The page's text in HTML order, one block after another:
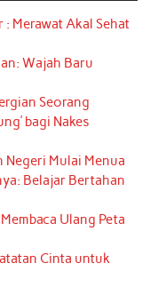
Merawat Akal Sehat
Wajah Baru
Seorang
bagi Nakes
Negeri Mulai Menua
Belajar Bertahan
Ulang Peta
Cinta untuk